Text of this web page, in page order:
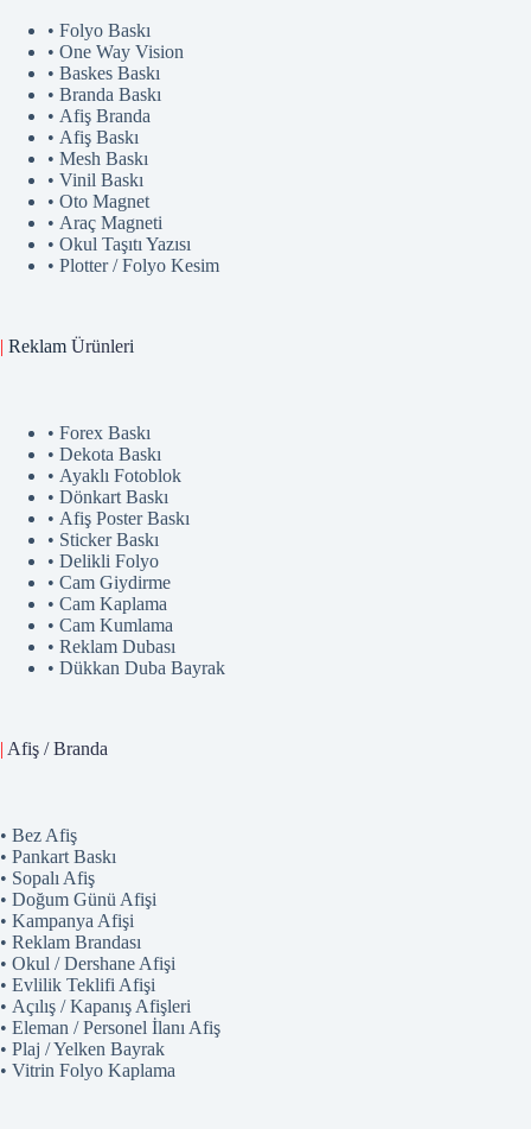
• Folyo Baskı
• One Way Vision
• Baskes Baskı
• Branda Baskı
• Afiş Branda
• Afiş Baskı
• Mesh Baskı
• Vinil Baskı
• Oto Magnet
• Araç Magneti
• Okul Taşıtı Yazısı
• Plotter / Folyo Kesim
| Reklam Ürünleri
• Forex Baskı
• Dekota Baskı
• Ayaklı Fotoblok
• Dönkart Baskı
• Afiş Poster Baskı
• Sticker Baskı
• Delikli Folyo
• Cam Giydirme
• Cam Kaplama
• Cam Kumlama
• Reklam Dubası
• Dükkan Duba Bayrak
| Afiş / Branda
• Bez Afiş
• Pankart Baskı
• Sopalı Afiş
• Doğum Günü Afişi
• Kampanya Afişi
• Reklam Brandası
• Okul / Dershane Afişi
• Evlilik Teklifi Afişi
• Açılış / Kapanış Afişleri
• Eleman / Personel İlanı Afiş
• Plaj / Yelken Bayrak
• Vitrin Folyo Kaplama